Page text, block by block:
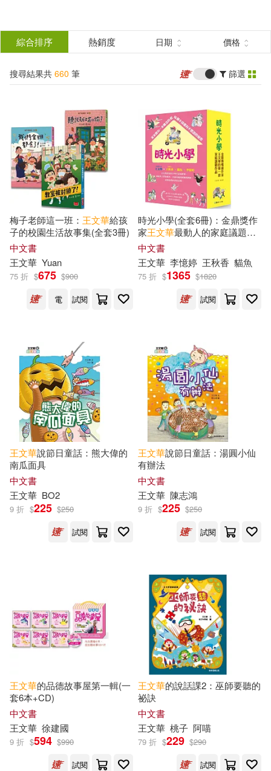
結
選
分類 (單選)
所有商品(660) 圖書(503)
3C(11)
設計文具(1) 電子書(118)
有聲書(26)
展開
作者 (可複選)
王文華(543) 劉思源(31)
林世仁(27) 王家珍(24)
賴以威(23) 王淑芬(22)
顏志豪(19) 岑澎維(14)
林玫伶(14) 洪淑苓(13)
許榮哲(13) 鄒敦怜(13)
陳木城(12) 周姚萍(11)
管家琪(11) 陳素宜(11)
黃文輝(9)
傅林統(8) 林武憲(8)
王洛夫(7) 桂文亞(6)
王宇清(6) 王文華（主編）(6)
展開
出版社 (可複選)
親子天下(148) 小兵(49)
小天下(36) 小螢火蟲(36)
字畝文化(35) 康軒(34)
財團法人國語日報社(25)
小鯨生活文創(18)
時報出版(16)
小光點(13) 小麥田(13)
小熊出版(11)
河北少年兒童出版社(11)
九歌(8)
廣東高等教育出版社(6)
配送方式 (可複選)
可港澳店取(444)
可菲律賓店取(500)
綜合排序 熱銷度 日期 價格
搜尋結果共 660 筆 篩選
梅子老師這一班： 王文華給孩
子的校園生活故事集(全套3冊)
中文書
王文華 Yuan
75 折 $675 $900
電
試閱
時光小學(全套6冊)：金鼎獎作
家王文華最動人的家庭議題作
品，深刻描繪非典型家庭孩子
的內心風景
中文書
王文華 李憶婷 王秋香 貓魚
75 折 $1365 $1820
試閱
王文華說節日童話：熊大偉的
南瓜面具
中文書
王文華 BO2
9 折 $225 $250
試閱
王文華說節日童話：湯圓小仙
有辦法
中文書
王文華 陳志鴻
9 折 $225 $250
試閱
王文華的品德故事屋第一輯(一
套6本+CD)
中文書
王文華 徐建國
9 折 $594 $990
試閱
王文華的說話課2：巫師要聽的
祕訣
中文書
王文華 桃子 阿喵
79 折 $229 $290
試閱